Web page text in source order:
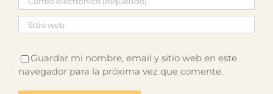
Guardar mi nombre, email y sitio web en este
navegador para la próxima vez que comente.